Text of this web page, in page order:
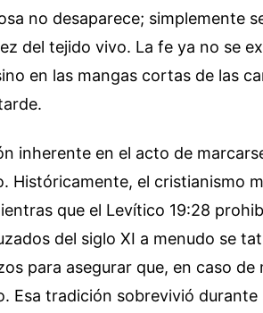
no desaparece; simplemente
del tejido vivo. La fe ya no se
en las mangas cortas de las
inherente en el acto de
Históricamente, el cristianismo
que el Levítico 19:28
del siglo XI a menudo se
para asegurar que, en caso
Esa tradición sobrevivió durante